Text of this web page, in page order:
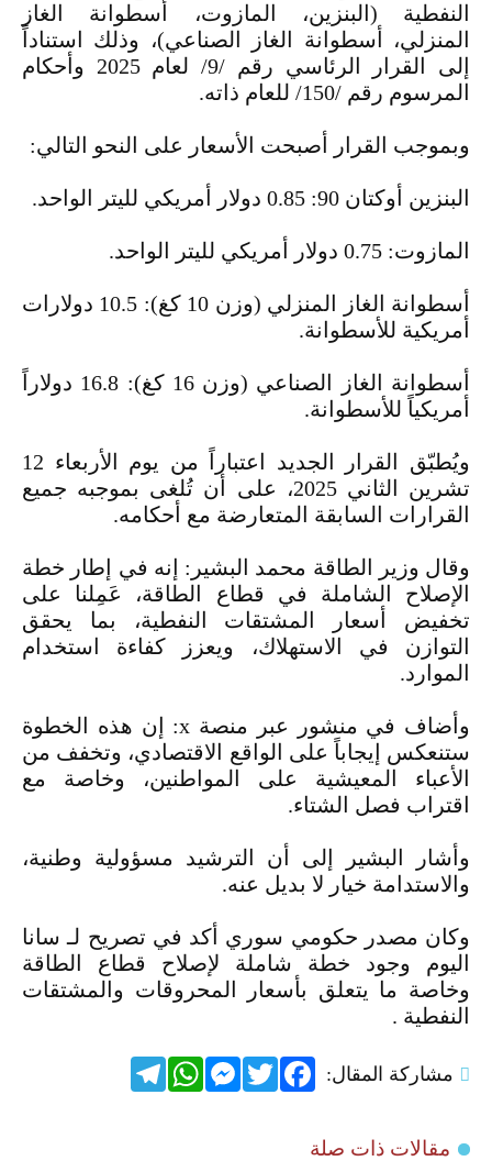
النفطية (البنزين، المازوت، أسطوانة الغاز
المنزلي، أسطوانة الغاز الصناعي)، وذلك استناداً
إلى القرار الرئاسي رقم /9/ لعام 2025 وأحكام
المرسوم رقم /150/ للعام ذاته.
وبموجب القرار أصبحت الأسعار على النحو التالي:
البنزين أوكتان 90: 0.85 دولار أمريكي لليتر الواحد.
المازوت: 0.75 دولار أمريكي لليتر الواحد.
أسطوانة الغاز المنزلي (وزن 10 كغ): 10.5 دولارات
أمريكية للأسطوانة.
أسطوانة الغاز الصناعي (وزن 16 كغ): 16.8 دولاراً
أمريكياً للأسطوانة.
ويُطبّق القرار الجديد اعتباراً من يوم الأربعاء 12
تشرين الثاني 2025، على أن تُلغى بموجبه جميع
القرارات السابقة المتعارضة مع أحكامه.
‏وقال وزير الطاقة محمد البشير: إنه في إطار خطة
الإصلاح الشاملة في قطاع الطاقة، عَمِلنا على
تخفيض أسعار المشتقات النفطية، بما يحقق
التوازن في الاستهلاك، ويعزز كفاءة استخدام
الموارد.
وأضاف في منشور عبر منصة x: إن هذه الخطوة
ستنعكس إيجاباً على الواقع الاقتصادي، وتخفف من
الأعباء المعيشية على المواطنين، وخاصة مع
اقتراب فصل الشتاء.
وأشار البشير إلى أن الترشيد مسؤولية وطنية،
والاستدامة خيار لا بديل عنه.
وكان مصدر حكومي سوري أكد في تصريح لـ سانا
اليوم وجود خطة شاملة لإصلاح قطاع الطاقة
وخاصة ما يتعلق بأسعار المحروقات والمشتقات
النفطية .
مشاركة المقال: Facebook
Twitter
Messenger
WhatsApp
مقالات ذات صلة